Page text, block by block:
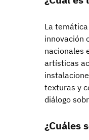
La
innovación
nacionales
artísticas
texturas y
diálogo
¿Cuáles